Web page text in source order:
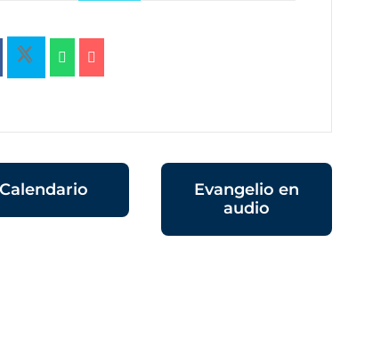
Calendario
Evangelio en
audio